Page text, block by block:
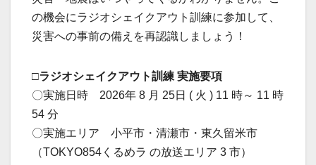
の機会にラジオシェイクアウト訓練に参加して、
災害への事前の備えを再認識しましょう！
□ラジオシェイクアウト訓練 実施要項
〇実施日時 2026年 8 月 25日 ( 火 ) 11 時～ 11 時
54 分
〇実施エリア 小平市・清瀬市・東久留米市
（TOKYO854くるめラ の放送エリア 3 市）